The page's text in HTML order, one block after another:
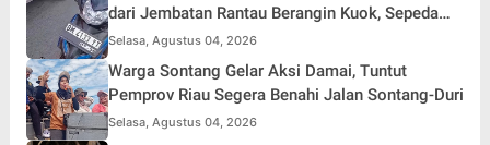
dari Jembatan Rantau Berangin Kuok, Sepeda
Motor Ditinggal di Lokasi
Selasa, Agustus 04, 2026
Warga Sontang Gelar Aksi Damai, Tuntut
Pemprov Riau Segera Benahi Jalan Sontang-Duri
Selasa, Agustus 04, 2026